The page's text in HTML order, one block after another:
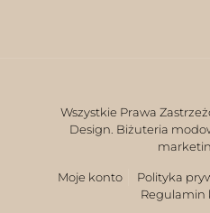
Wszystkie Prawa
Design. Biżuteria
Moje konto Polityka
Regulamin